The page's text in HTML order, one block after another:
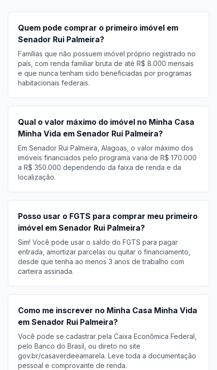
Quem pode comprar o primeiro imóvel em
Senador Rui Palmeira?
Famílias que não possuem imóvel próprio registrado no
país, com renda familiar bruta de até R$ 8.000 mensais
e que nunca tenham sido beneficiadas por programas
habitacionais federais.
Qual o valor máximo do imóvel no Minha Casa
Minha Vida em Senador Rui Palmeira?
Em Senador Rui Palmeira, Alagoas, o valor máximo dos
imóveis financiados pelo programa varia de R$ 170.000
a R$ 350.000 dependendo da faixa de renda e da
localização.
Posso usar o FGTS para comprar meu primeiro
imóvel em Senador Rui Palmeira?
Sim! Você pode usar o saldo do FGTS para pagar
entrada, amortizar parcelas ou quitar o financiamento,
desde que tenha ao menos 3 anos de trabalho com
carteira assinada.
Como me inscrever no Minha Casa Minha Vida
em Senador Rui Palmeira?
Você pode se cadastrar pela Caixa Econômica Federal,
pelo Banco do Brasil, ou direto no site
gov.br/casaverdeeamarela. Leve toda a documentação
pessoal e comprovante de renda.